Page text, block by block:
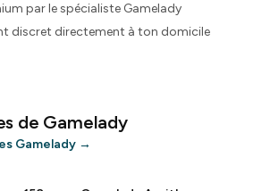
par le spécialiste Gamelady
discret directement à ton domicile
de Gamelady
Gamelady →